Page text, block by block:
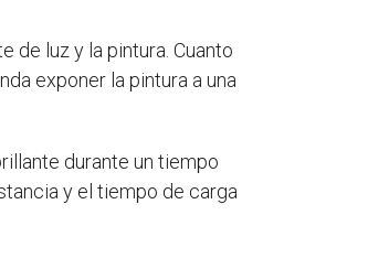
de luz y la pintura. Cuanto
exponer la pintura a una
durante un tiempo
y el tiempo de carga